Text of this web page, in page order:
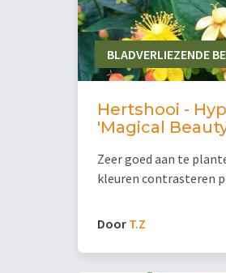
BLADVERLIEZENDE
Hertshooi -
'Magical
Zeer goed aan te
kleuren contrasteren
Door T.Z